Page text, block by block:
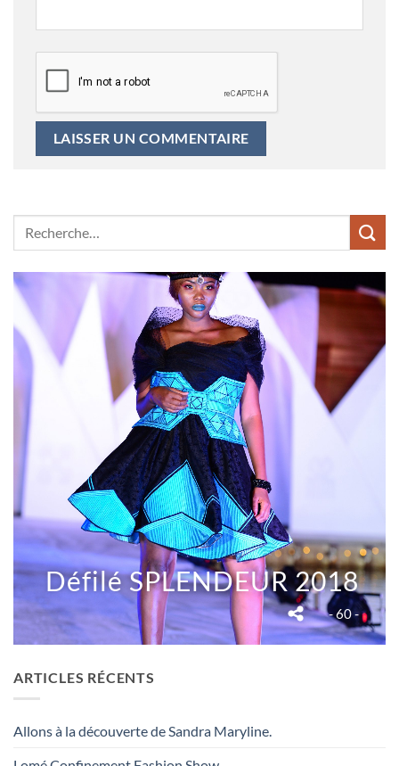
Défilé SPLENDEUR 2018
- 60 -
ARTICLES RÉCENTS
Allons à la découverte de Sandra Maryline.